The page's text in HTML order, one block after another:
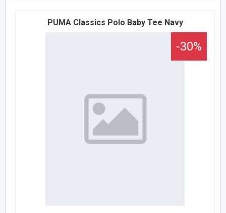
PUMA Classics Polo Baby Tee Navy
-30%